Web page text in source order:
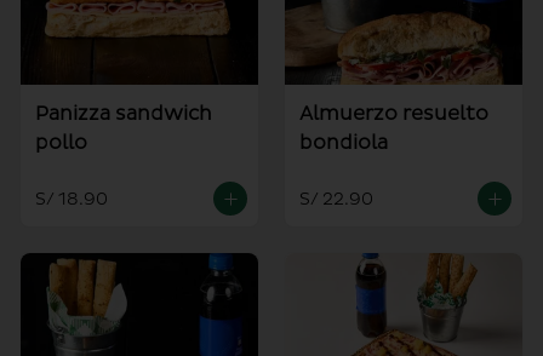
Panizza sandwich
pollo
S/ 18.90
Almuerzo resuelto
bondiola
S/ 22.90